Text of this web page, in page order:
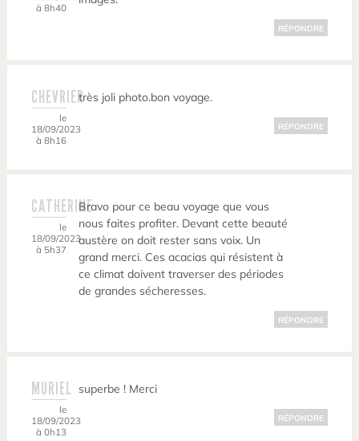
à 8h40
RÉPONDRE
CHEVRIER
le
18/09/2023
à 8h16
très joli photo.bon voyage.
RÉPONDRE
CATHERINE
le
18/09/2023
à 5h37
Bravo pour ce beau voyage que vous
nous faites profiter. Devant cette beauté
austère on doit rester sans voix. Un
grand merci. Ces acacias qui résistent à
ce climat doivent traverser des périodes
de grandes sécheresses.
RÉPONDRE
MURIEL
le
18/09/2023
à 0h13
superbe ! Merci
RÉPONDRE